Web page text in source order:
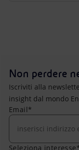
Non perdere
Iscriviti alla
insight dal mondo
Email*
Seleziona